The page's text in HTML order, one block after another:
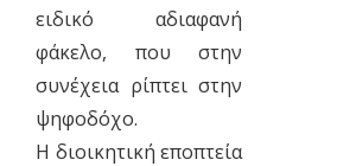
ειδικό αδιαφανή
φάκελο, που στην
συνέχεια ρίπτει στην
ψηφοδόχο.
Η διοικητική εποπτεία